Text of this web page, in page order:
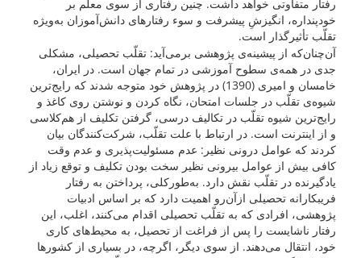
رفتار متفاوتی خواهد داشت. چنین رفتاری از سوی معلّم بر
خودپنداره، انگیزشِ پیشرفت و سوء رفتارهای دانش‌آموزان به‌ویژه
تقلّب تأثیرگذار است.
آن‌چنان‌که از پیشینه‌ی پژوهشی برمی‌آید: تقلّب تحصیلی، مشکلی
جدی در همه‌ی سطوح آموزشی در تمام جهان است. در ایران،
خامسان و امیری (1390) در پژوهش خود متوجه شدند که رایج‌ترین
شیوه‌ی تقلّب در جلسات امتحان، نگاه کردن و نوشتن روی کاغذ و
رایج‌ترین شیوه تقلّب در تکالیف درسی، گرفتن تکلیف از هم‌کلاسی
و از اینترنت است. در ارتباط با علت تقلّب، شرکت‌کنندگان بیان
کردند که عوامل درونی نظیر: عدم مسئولیت‌پذیری و عدم وقت
کافی بیش از عوامل بیرونی نظیر سخت بودن تکلیف و توقع زیاد از
یادگیرنده در تقلّب نقش دارد. به‌طورکلی، پرداختن به رفتار
فریبکارانه تحصیلی ازآن‌رو اهمیت دارد که بر اساس ادبیات
پژوهشی، افرادی که به تقلّب تحصیلی اقدام می‌کنند، اغلب، این
رفتار ناشایست را پس از فراغت از تحصیل، به محیط‌های کاری
خود، انتقال می‌دهند. از سوی دیگر، اگرچه، در بسیاری از کشورها